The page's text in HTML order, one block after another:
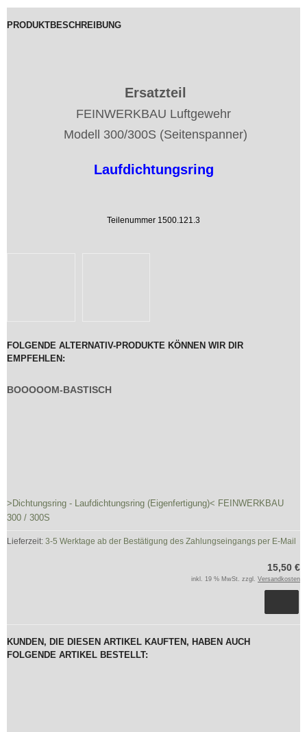
PRODUKTBESCHREIBUNG
Ersatzteil
FEINWERKBAU Luftgewehr
Modell 300/300S (Seitenspanner)
Laufdichtungsring
Teilenummer 1500.121.3
FOLGENDE ALTERNATIV-PRODUKTE KÖNNEN WIR DIR
EMPFEHLEN:
BOOOOOM-BASTISCH
>Dichtungsring - Laufdichtungsring (Eigenfertigung)< FEINWERKBAU
300 / 300S
Lieferzeit: 3-5 Werktage ab der Bestätigung des Zahlungseingangs per E-Mail
15,50 €
inkl. 19 % MwSt. zzgl. Versandkosten
KUNDEN, DIE DIESEN ARTIKEL KAUFTEN, HABEN AUCH
FOLGENDE ARTIKEL BESTELLT: